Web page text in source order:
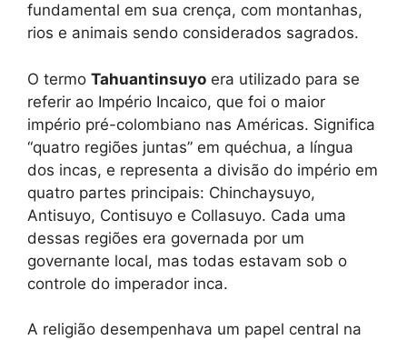
fundamental em sua crença, com montanhas,
rios e animais sendo considerados sagrados.
O termo Tahuantinsuyo era utilizado para se
referir ao Império Incaico, que foi o maior
império pré-colombiano nas Américas. Significa
“quatro regiões juntas” em quéchua, a língua
dos incas, e representa a divisão do império em
quatro partes principais: Chinchaysuyo,
Antisuyo, Contisuyo e Collasuyo. Cada uma
dessas regiões era governada por um
governante local, mas todas estavam sob o
controle do imperador inca.
A religião desempenhava um papel central na